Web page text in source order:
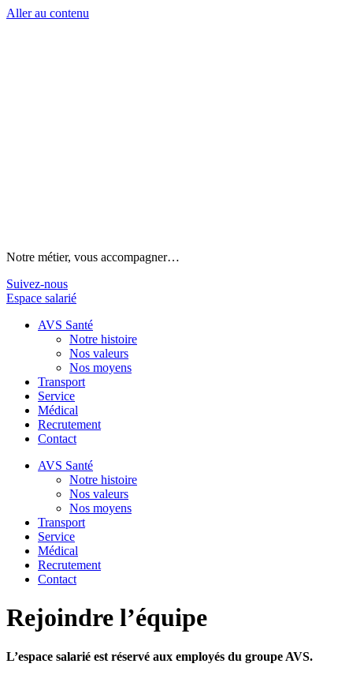
Aller au contenu
Notre métier, vous accompagner…
Suivez-nous
Espace salarié
AVS Santé
Notre histoire
Nos valeurs
Nos moyens
Transport
Service
Médical
Recrutement
Contact
AVS Santé
Notre histoire
Nos valeurs
Nos moyens
Transport
Service
Médical
Recrutement
Contact
Rejoindre l’équipe
L’espace salarié est réservé aux employés du groupe AVS.